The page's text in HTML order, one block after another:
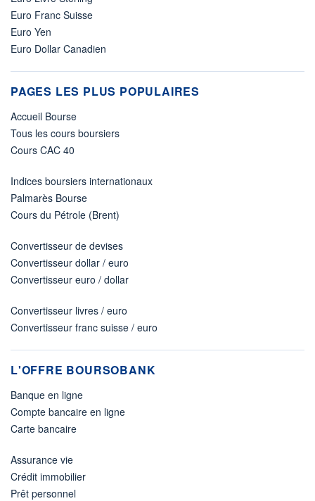
Euro Franc Suisse
Euro Yen
Euro Dollar Canadien
PAGES LES PLUS POPULAIRES
Accueil Bourse
Tous les cours boursiers
Cours CAC 40
Indices boursiers internationaux
Palmarès Bourse
Cours du Pétrole (Brent)
Convertisseur de devises
Convertisseur dollar / euro
Convertisseur euro / dollar
Convertisseur livres / euro
Convertisseur franc suisse / euro
L'OFFRE BOURSOBANK
Banque en ligne
Compte bancaire en ligne
Carte bancaire
Assurance vie
Crédit immobilier
Prêt personnel